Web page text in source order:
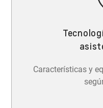
Características y